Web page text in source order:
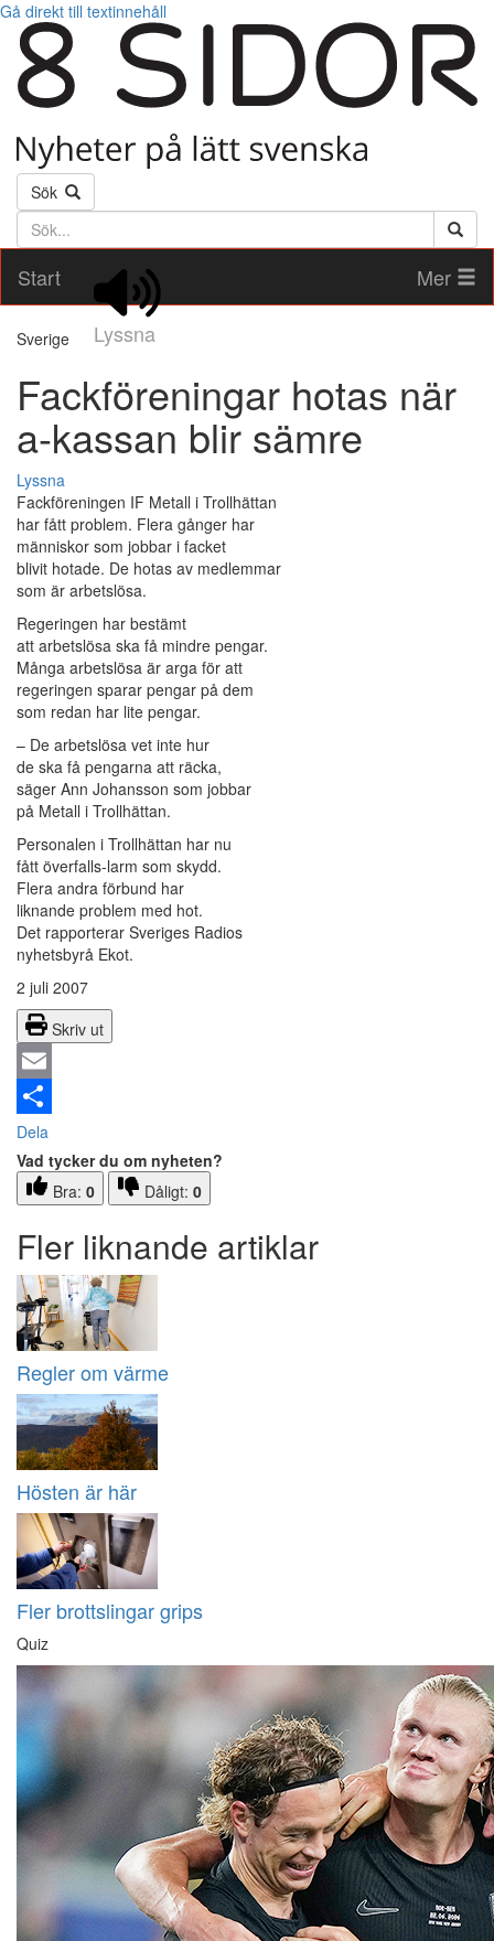
Gå direkt till textinnehåll
Sök
Söktext
Start
Lyssna
Mer
Sverige
Fackföreningar hotas när
a-kassan blir sämre
Lyssna
Fackföreningen IF Metall i Trollhättan
har fått problem. Flera gånger har
människor som jobbar i facket
blivit hotade. De hotas av medlemmar
som är arbetslösa.
Regeringen har bestämt
att arbetslösa ska få mindre pengar.
Många arbetslösa är arga för att
regeringen sparar pengar på dem
som redan har lite pengar.
– De arbetslösa vet inte hur
de ska få pengarna att räcka,
säger Ann Johansson som jobbar
på Metall i Trollhättan.
Personalen i Trollhättan har nu
fått överfalls-larm som skydd.
Flera andra förbund har
liknande problem med hot.
Det rapporterar Sveriges Radios
nyhetsbyrå Ekot.
2 juli 2007
Skriv ut
Email
Dela
Vad tycker du om nyheten?
Bra: 0 Dåligt: 0
Fler liknande artiklar
Regler om värme
Hösten är här
Fler brottslingar grips
Quiz